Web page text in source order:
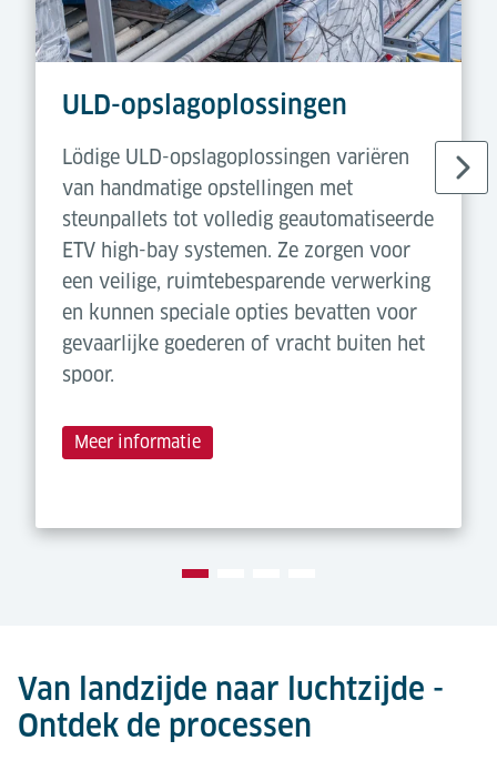
ULD-opslagoplossingen
Lödige ULD-opslagoplossingen variëren
van handmatige opstellingen met
steunpallets tot volledig geautomatiseerde
ETV high-bay systemen. Ze zorgen voor
een veilige, ruimtebesparende verwerking
en kunnen speciale opties bevatten voor
gevaarlijke goederen of vracht buiten het
spoor.
Meer informatie
Van landzijde naar luchtzijde -
Ontdek de processen